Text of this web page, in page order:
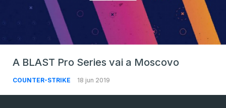
A BLAST Pro Series vai a Moscovo
COUNTER-STRIKE 18 jun 2019